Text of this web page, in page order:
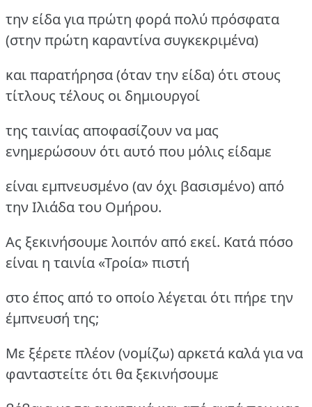
την είδα για πρώτη φορά πολύ πρόσφατα
(στην πρώτη καραντίνα συγκεκριμένα)
και παρατήρησα (όταν την είδα) ότι στους
τίτλους τέλους οι δημιουργοί
της ταινίας αποφασίζουν να μας
ενημερώσουν ότι αυτό που μόλις είδαμε
είναι εμπνευσμένο (αν όχι βασισμένο) από
την Ιλιάδα του Ομήρου.
Ας ξεκινήσουμε λοιπόν από εκεί. Κατά πόσο
είναι η ταινία «Τροία» πιστή
στο έπος από το οποίο λέγεται ότι πήρε την
έμπνευσή της;
Με ξέρετε πλέον (νομίζω) αρκετά καλά για να
φανταστείτε ότι θα ξεκινήσουμε